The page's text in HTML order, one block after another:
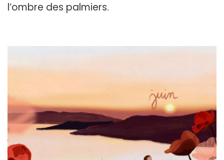
printable
l’ombre des palmiers.